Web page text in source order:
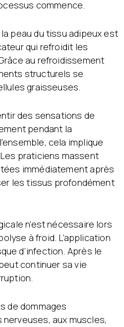
commence.
peau du tissu adipeux est
qui refroidit les
au refroidissement
structurels se
graisseuses.
des sensations de
pendant la
cela implique
praticiens massent
immédiatement après
les tissus profondément
n’est nécessaire lors
à froid. L’application
d’infection. Après le
continuer sa vie
de dommages
aux muscles,